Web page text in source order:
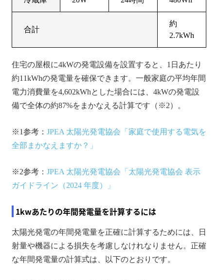
合計
約
2.7kWh
住宅の屋根に4kWの発電設備を設置すると、1日あたり
約11kWhの発電量を確保できます。一般家庭の平均年間
電力消費量を4,602kWhとした場合には、4kWの発電設
備で全体の約87%をまかなえる計算です（※2）。
※1参考： JPEA 太陽光発電協会「家庭で使用する電気を
全部まかなえますか？」
※2参考： JPEA 太陽光発電協会「太陽光発電協会 表示
ガイドライン（2024 年度）」
1kwあたりの年間発電量を計算するには
太陽光発電の年間発電量を正確に計算するためには、日
射量や機器による損失を考慮しなけれなりません。正確
な年間発電量の計算式は、以下のとおりです。